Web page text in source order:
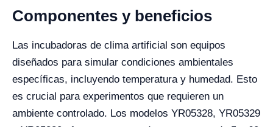
Componentes y beneficios
Las incubadoras de clima artificial son equipos
diseñados para simular condiciones ambientales
específicas, incluyendo temperatura y humedad. Esto
es crucial para experimentos que requieren un
ambiente controlado. Los modelos YR05328, YR05329